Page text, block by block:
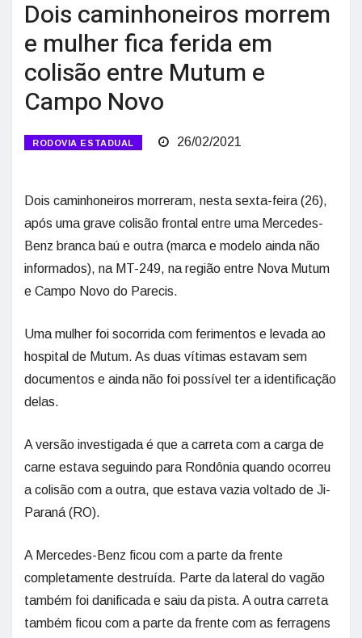
Dois caminhoneiros morrem
e mulher fica ferida em
colisão entre Mutum e
Campo Novo
RODOVIA ESTADUAL 26/02/2021
Dois caminhoneiros morreram, nesta sexta-feira (26),
após uma grave colisão frontal entre uma Mercedes-
Benz branca baú e outra (marca e modelo ainda não
informados), na MT-249, na região entre Nova Mutum
e Campo Novo do Parecis.
Uma mulher foi socorrida com ferimentos e levada ao
hospital de Mutum. As duas vítimas estavam sem
documentos e ainda não foi possível ter a identificação
delas.
A versão investigada é que a carreta com a carga de
carne estava seguindo para Rondônia quando ocorreu
a colisão com a outra, que estava vazia voltado de Ji-
Paraná (RO).
A Mercedes-Benz ficou com a parte da frente
completamente destruída. Parte da lateral do vagão
também foi danificada e saiu da pista. A outra carreta
também ficou com a parte da frente com as ferragens